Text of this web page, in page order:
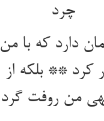
چرد
دارد که با من
کرد ** بلکه از
من روفت گرد